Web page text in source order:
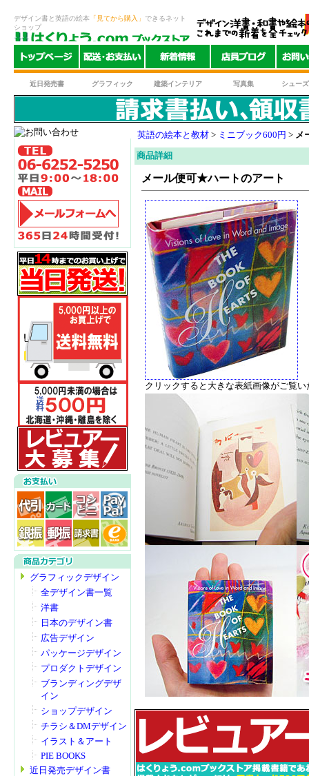
デザイン書と英語の絵本 「見てから購入」 できるネット
ショップ
近日発売書 グラフィック 建築インテリア 写真集 シュー
グラフィックデザイン
全デザイン書一覧
洋書
日本のデザイン書
広告デザイン
パッケージデザイン
プロダクトデザイン
ブランディングデザ
イン
ショップデザイン
チラシ＆DMデザイン
イラスト＆アート
PIE BOOKS
近日発売デザイン書
英語の絵本と教材 > ミニブック600円 > メ
商品詳細
メール便可★ハートのアート
クリックすると大きな表紙画像がご覧